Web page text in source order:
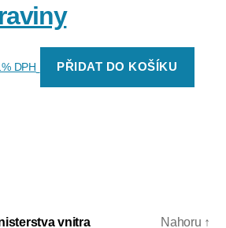
DPH PŘIDAT DO KOŠÍKU
vnitra Nahoru ↑